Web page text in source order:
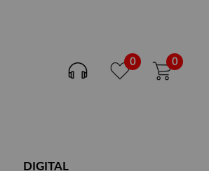
0 0
DIGITAL